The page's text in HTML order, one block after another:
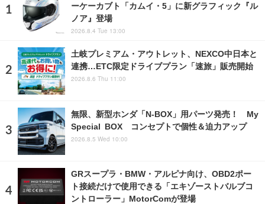
ーケーカブト「カムイ・5」に新グラフィック『ル
ノア』登場
2026.8.4 Tue 13:00
土岐プレミアム・アウトレット、NEXCO中日本と
連携…ETC限定ドライブプラン「速旅」販売開始
2026.8.6 Thu 11:00
無限、新型ホンダ「N-BOX」用パーツ発売！ My
Special BOX コンセプトで個性＆迫力アップ
2026.8.5 Wed 10:00
GRスープラ・BMW・アルピナ向け、OBD2ポー
ト接続だけで使用できる「エキゾーストバルブコ
ントローラー」MotorComが登場